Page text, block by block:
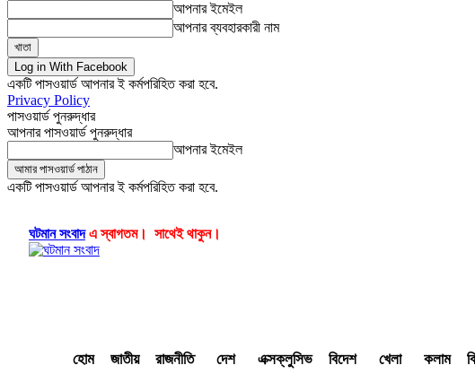
আপনার ইমেইল
আপনার ব্যবহারকারী নাম
Log in With Facebook
একটি পাসওয়ার্ড আপনার ই কর্মপরিহিত করা হবে.
Privacy Policy
পাসওয়ার্ড পুনরুদ্ধার
আপনার পাসওয়ার্ড পুনরুদ্ধার
আপনার ইমেইল
একটি পাসওয়ার্ড আপনার ই কর্মপরিহিত করা হবে.
ঘটমান সংবাদএ স্বাগতম। সাথেই থাকুন।
হোম জাতীয় রাজনীতি দেশ এক্সক্লুসিভ বিদেশ খেলা কলাম